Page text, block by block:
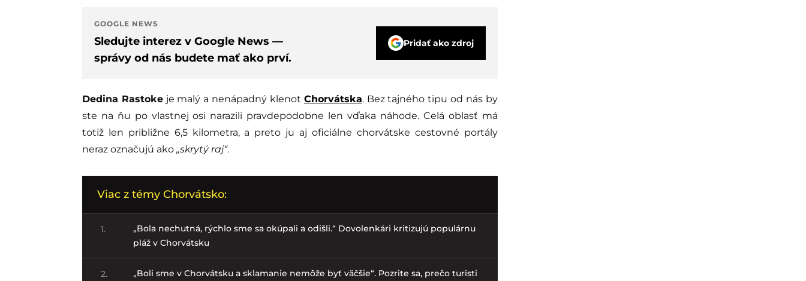
GOOGLE NEWS
Sledujte interez v Google News —
správy od nás budete mať ako prví.
Pridať ako zdroj
Dedina Rastokeje malý a nenápadný klenot Chorvátska. Bez tajného tipu od nás by
ste na ňu po vlastnej osi narazili pravdepodobne len vďaka náhode. Celá oblasť má
totiž len približne 6,5 kilometra, a preto ju aj oficiálne chorvátske cestovné portály
neraz označujú ako „skrytý raj“.
Viac z témy Chorvátsko:
1.
„Bola nechutná, rýchlo sme sa okúpali a odišli.“ Dovolenkári kritizujú populárnu
pláž v Chorvátsku
2.
„Boli sme v Chorvátsku a sklamanie nemôže byť väčšie“. Pozrite sa, prečo turisti